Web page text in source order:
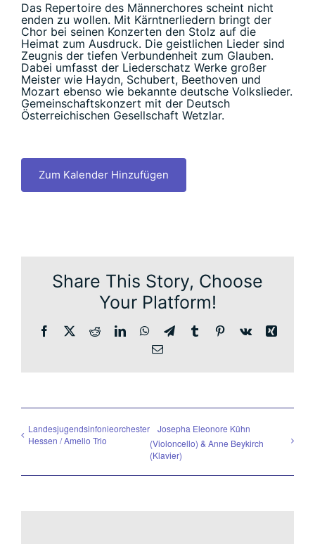
Das Repertoire des Männerchores scheint nicht
enden zu wollen. Mit Kärntnerliedern bringt der
Chor bei seinen Konzerten den Stolz auf die
Heimat zum Ausdruck. Die geistlichen Lieder sind
Zeugnis der tiefen Verbundenheit zum Glauben.
Dabei umfasst der Liederschatz Werke großer
Meister wie Haydn, Schubert, Beethoven und
Mozart ebenso wie bekannte deutsche Volkslieder.
Gemeinschaftskonzert mit der Deutsch
Österreichischen Gesellschaft Wetzlar.
Zum Kalender Hinzufügen
Share This Story, Choose
Your Platform!
Facebook
X RedditLinkedInWhatsApp
TelegramTumblrPinterest
Vk
Xing
Email
Landesjugendsinfonieorchester
Hessen / Amelio Trio
Josepha Eleonore Kühn
(Violoncello) & Anne Beykirch
(Klavier)